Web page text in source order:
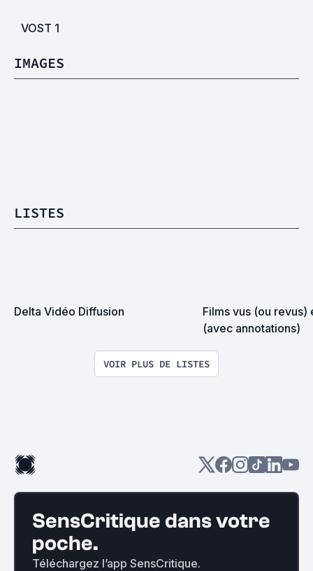
VOST 1
IMAGES
LISTES
Delta Vidéo Diffusion
Films vus (ou revus)
(avec annotations)
VOIR PLUS DE LISTES
SensCritique dans votre
poche.
Téléchargez l’app SensCritique.